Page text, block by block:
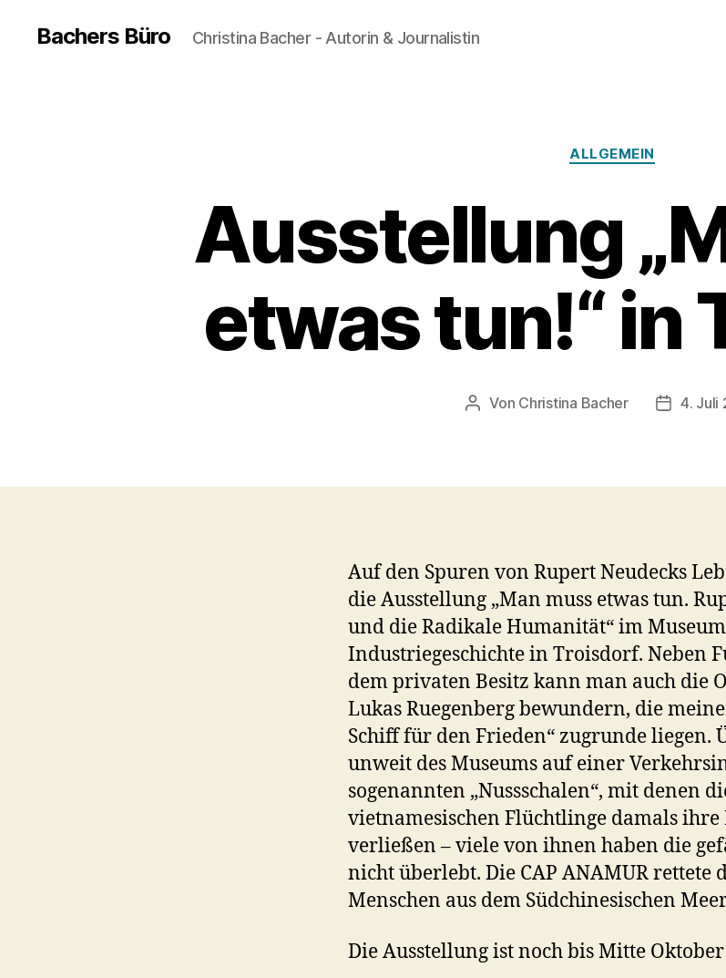
Bachers Büro Christina Bacher - Autorin & Journalistin
Kategorien
ALLGEMEIN
Ausstellung
etwas tun!“ in
Beitragsautor
Von Christina Bacher 4. Juli
Auf den Spuren von Rupert Neudecks
die Ausstellung „Man muss etwas tun.
und die Radikale Humanität“ im
Industriegeschichte in Troisdorf. Neben
dem privaten Besitz kann man auch die
Lukas Ruegenberg bewundern, die
Schiff für den Frieden“ zugrunde liegen.
unweit des Museums auf einer
sogenannten „Nussschalen“, mit denen
vietnamesischen Flüchtlinge damals
verließen – viele von ihnen haben die
nicht überlebt. Die CAP ANAMUR rettete
Menschen aus dem Südchinesischen
Die Ausstellung ist noch bis Mitte Oktober